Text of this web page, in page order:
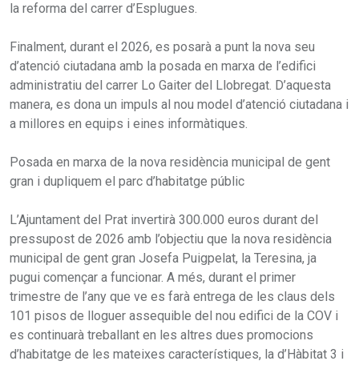
la reforma del carrer d’Esplugues.
Finalment, durant el 2026, es posarà a punt la nova seu
d’atenció ciutadana amb la posada en marxa de l’edifici
administratiu del carrer Lo Gaiter del Llobregat. D’aquesta
manera, es dona un impuls al nou model d’atenció ciutadana i
a millores en equips i eines informàtiques.
Posada en marxa de la nova residència municipal de gent
gran i dupliquem el parc d’habitatge públic
L’Ajuntament del Prat invertirà 300.000 euros durant del
pressupost de 2026 amb l’objectiu que la nova residència
municipal de gent gran Josefa Puigpelat, la Teresina, ja
pugui començar a funcionar. A més, durant el primer
trimestre de l’any que ve es farà entrega de les claus dels
101 pisos de lloguer assequible del nou edifici de la COV i
es continuarà treballant en les altres dues promocions
d’habitatge de les mateixes característiques, la d’Hàbitat 3 i